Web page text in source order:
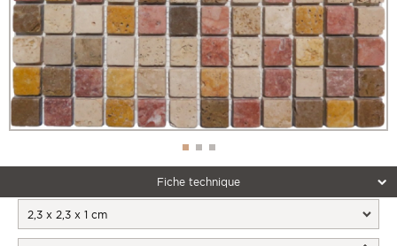
Fiche technique